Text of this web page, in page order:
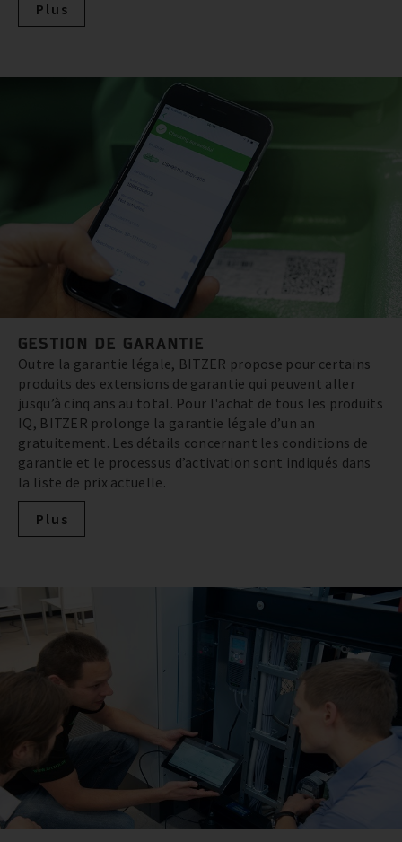
Plus
GESTION DE GARANTIE
Outre la garantie légale, BITZER propose pour certains
produits des extensions de garantie qui peuvent aller
jusqu’à cinq ans au total. Pour l'achat de tous les produits
IQ, BITZER prolonge la garantie légale d’un an
gratuitement. Les détails concernant les conditions de
garantie et le processus d’activation sont indiqués dans
la liste de prix actuelle.
Plus